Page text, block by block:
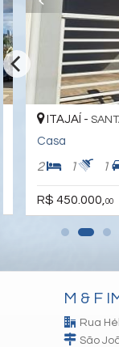
ITAJAÍ -
Casa
2 1 1
R$ 450.000, 00
M & F
Rua
São